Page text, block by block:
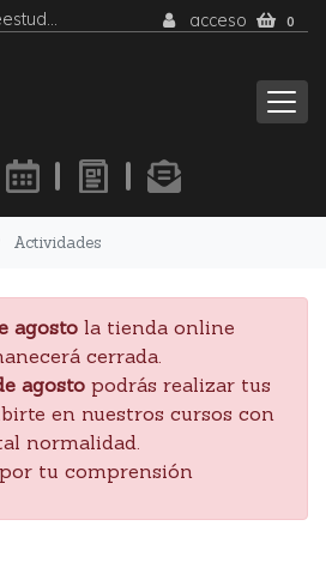
fundacion@centrodeestudiosandaluces.es acceso 0
Actividades
agosto la tienda online
cerrada.
agosto podrás realizar tus
en nuestros cursos con
normalidad.
tu comprensión